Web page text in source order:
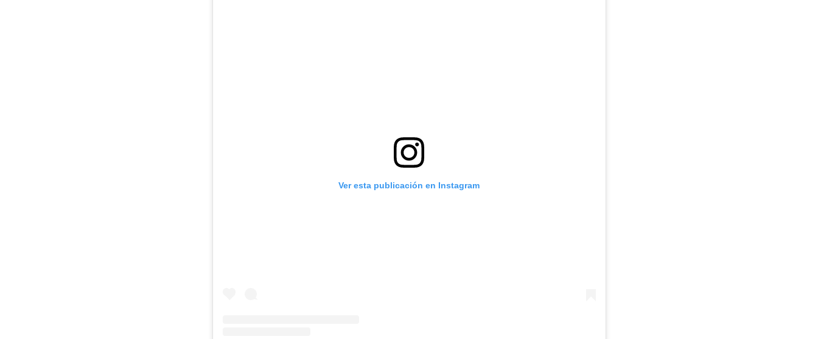
Ver esta publicación en Instagram